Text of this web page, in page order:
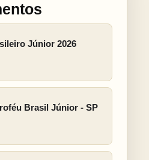
Júnior 2026
Brasil Júnior - SP